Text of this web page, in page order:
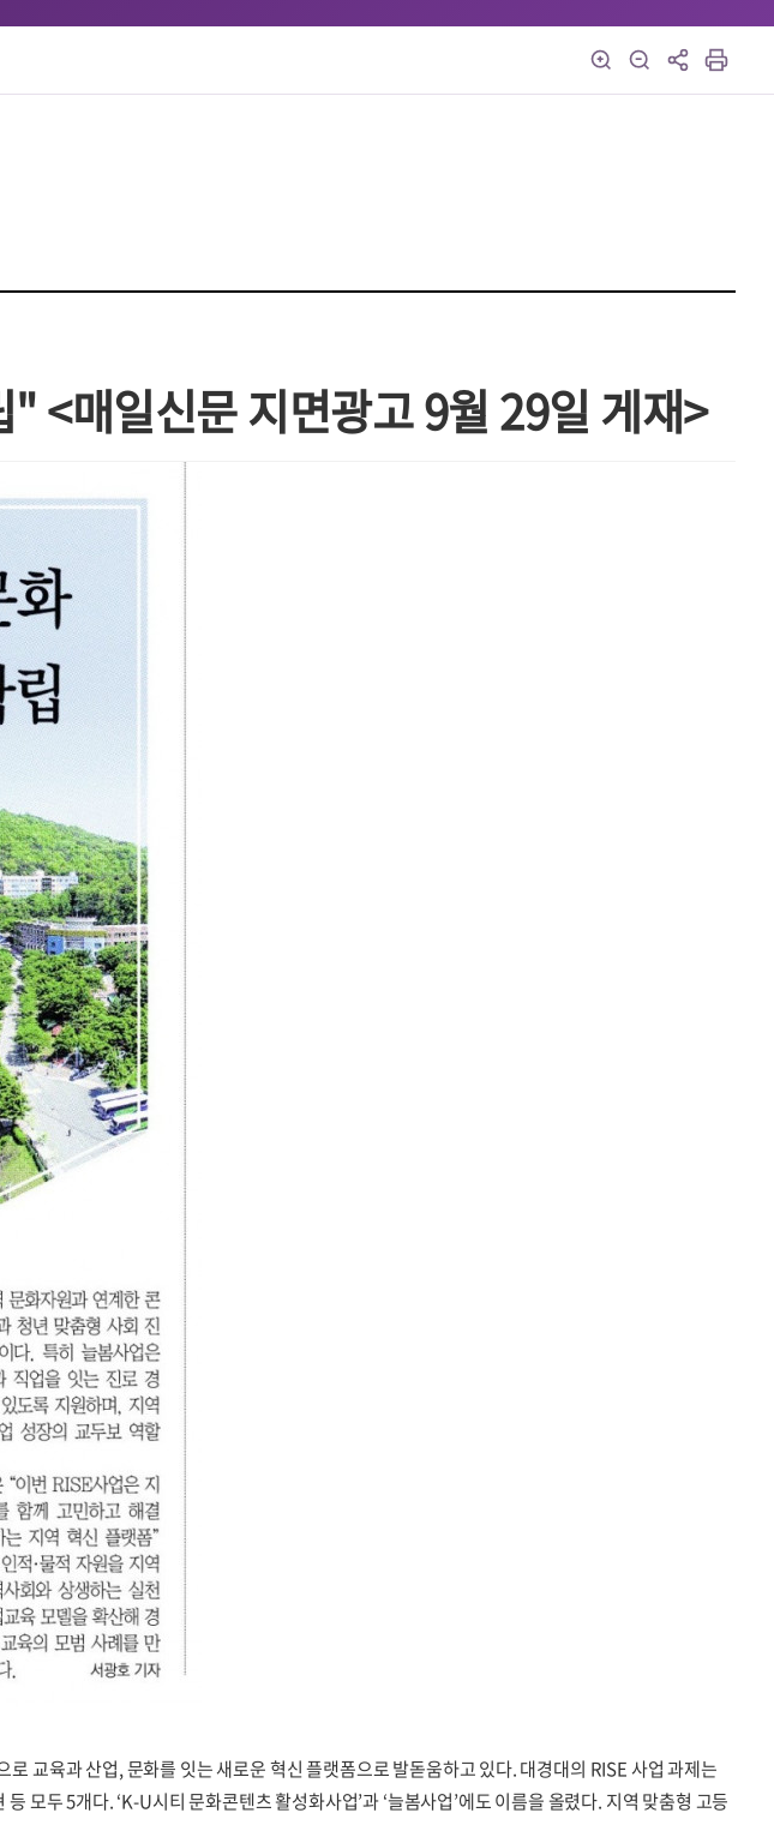
<매일신문 지면광고 9월 29일 게재>
교육과 산업, 문화를 잇는 새로운 혁신 플랫폼으로 발돋움하고 있다. 대경대의 RISE 사업 과제는
5개다. ‘K-U시티 문화콘텐츠 활성화사업’과 ‘늘봄사업’에도 이름을 올렸다. 지역 맞춤형 고등